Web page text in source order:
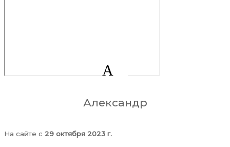
А
Александр
На сайте c 29 октября 2023 г.